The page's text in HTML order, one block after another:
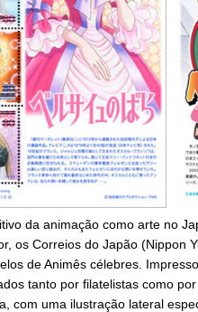
da animação como arte no
os Correios do Japão (Nippon
de Animês célebres.
tanto por filatelistas como
com uma ilustração lateral